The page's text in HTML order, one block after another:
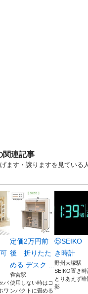
関連記事
す・譲りますを見ている
パ
ワ
定価2万円前
後 折りたた
める デスク ...
雀宮駅
使用しない時はコ
ンパクトに畳める
⑤SEIKO
き時計
野州大塚駅
SEIKO置き
とりあえず
影